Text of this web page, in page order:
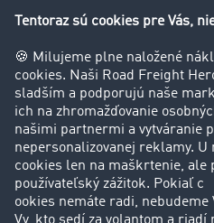
Príbehy zákazníkov
Zákazníci získavajú zákazníkov
Podpora
Kontakt